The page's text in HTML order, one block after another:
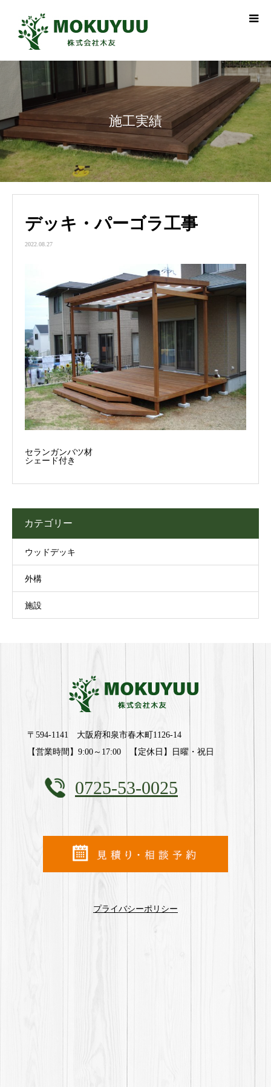
施工実績
デッキ・パーゴラ工事
2022.08.27
セランガンバツ材
シェード付き
カテゴリー
ウッドデッキ
外構
施設
〒594-1141 大阪府和泉市春木町1126-14
【営業時間】9:00～17:00 【定休日】日曜・祝日
0725-53-0025
プライバシーポリシー